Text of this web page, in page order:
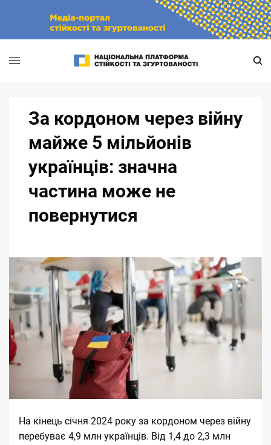
За кордоном через війну
майже 5 мільйонів
українців: значна
частина може не
повернутися
На кінець січня 2024 року за кордоном через війну
перебуває 4,9 млн українців. Від 1,4 до 2,3 млн